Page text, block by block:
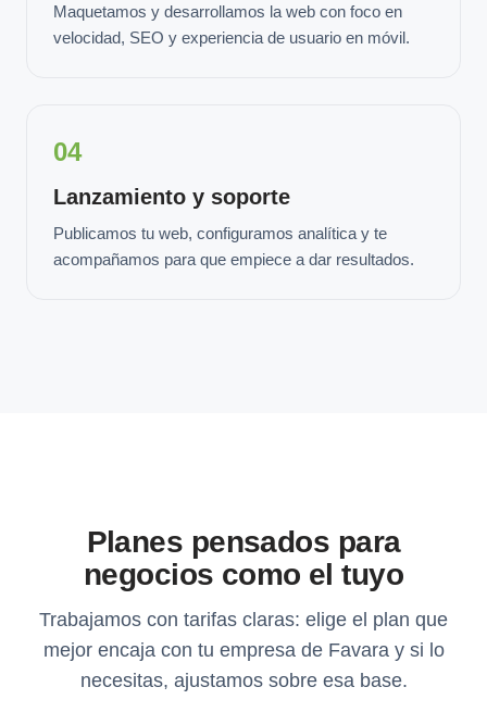
Maquetamos y desarrollamos la web con foco en
velocidad, SEO y experiencia de usuario en móvil.
04
Lanzamiento y soporte
Publicamos tu web, configuramos analítica y te
acompañamos para que empiece a dar resultados.
Planes pensados para
negocios como el tuyo
Trabajamos con tarifas claras: elige el plan que
mejor encaja con tu empresa de Favara y si lo
necesitas, ajustamos sobre esa base.